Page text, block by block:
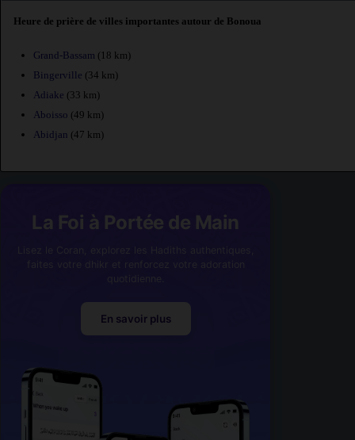
Heure de prière de villes importantes autour de Bonoua
Grand-Bassam (18 km)
Bingerville (34 km)
Adiake (33 km)
Aboisso (49 km)
Abidjan (47 km)
La Foi à Portée de Main
En savoir plus